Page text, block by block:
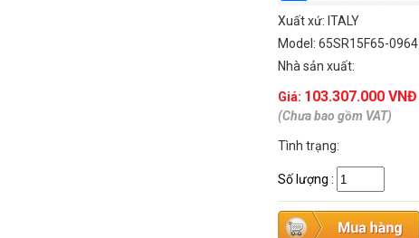
Xuất xứ: ITALY
Model: 65SR15F65-0964
Nhà sản xuất:
Giá: 103.307.000 VNĐ
(Chưa bao gồm VAT)
Tình trạng:
Số lượng :